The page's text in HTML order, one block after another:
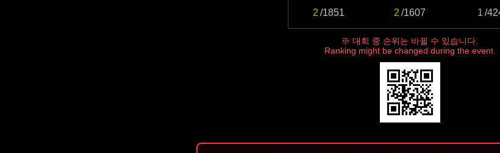
2 /1851 2 /1607 1 /
※ 대회 중 순위는 바뀔 수 있습니다.
Ranking might be changed during the event.